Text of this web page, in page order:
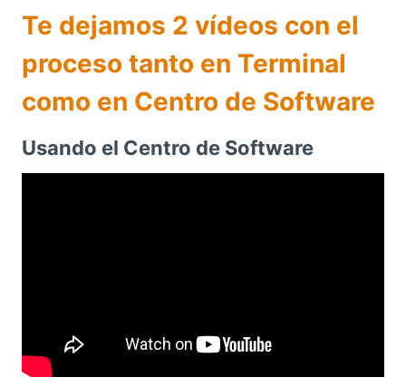
Te dejamos 2 vídeos con el
proceso tanto en Terminal
como en Centro de Software
Usando el Centro de Software